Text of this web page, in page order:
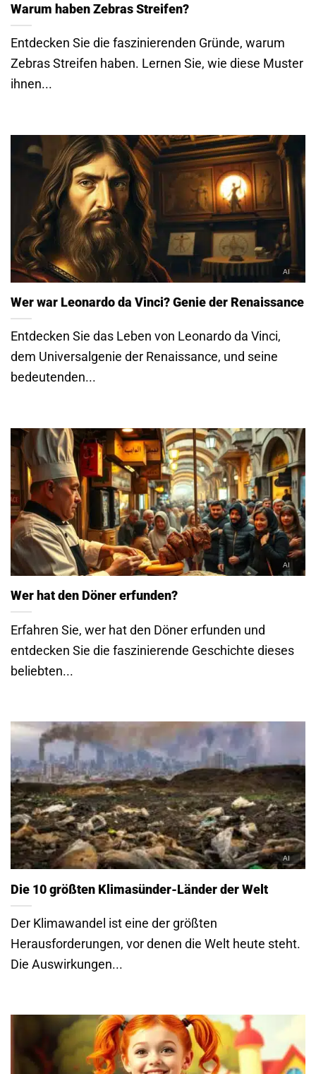
Warum haben Zebras Streifen?
Entdecken Sie die faszinierenden Gründe, warum
Zebras Streifen haben. Lernen Sie, wie diese Muster
ihnen...
Wer war Leonardo da Vinci? Genie der Renaissance
Entdecken Sie das Leben von Leonardo da Vinci,
dem Universalgenie der Renaissance, und seine
bedeutenden...
Wer hat den Döner erfunden?
Erfahren Sie, wer hat den Döner erfunden und
entdecken Sie die faszinierende Geschichte dieses
beliebten...
Die 10 größten Klimasünder-Länder der Welt
Der Klimawandel ist eine der größten
Herausforderungen, vor denen die Welt heute steht.
Die Auswirkungen...